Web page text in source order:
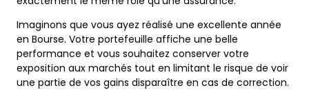
Imaginons que vous ayez réalisé une excellente année
en Bourse. Votre portefeuille affiche une belle
performance et vous souhaitez conserver votre
exposition aux marchés tout en limitant le risque de voir
une partie de vos gains disparaître en cas de correction.